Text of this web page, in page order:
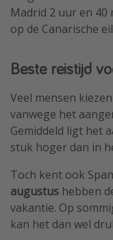
Madrid 2 uur en
op de Canarische
Beste reistijd
Veel mensen
vanwege het
Gemiddeld ligt het
stuk hoger dan in
Toch kent ook
augustus hebben
vakantie. Op
kan het dan wel